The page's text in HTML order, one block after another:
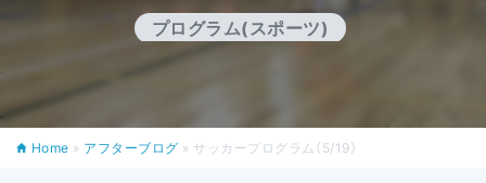
学校生活プログラム(スポーツ)
Home » アフターブログ » サッカープログラム（5/19）